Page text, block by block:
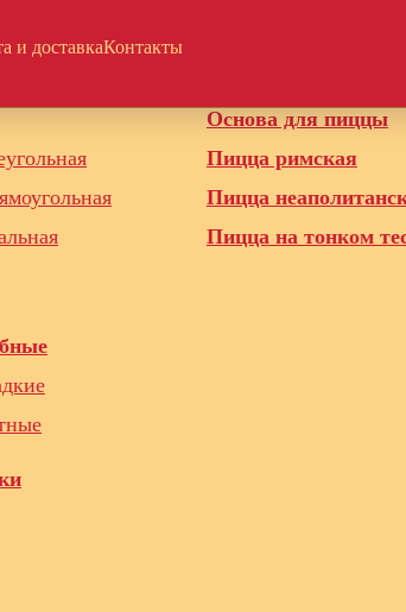
и доставкаКонтакты
для пекарни
Основа для пиццы
Пицца римская
Пицца
Пицца на тонком